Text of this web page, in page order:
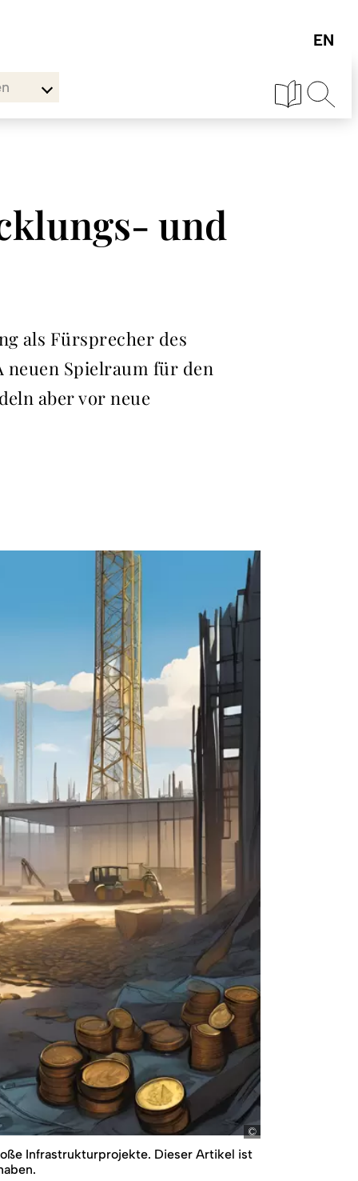
und
als Fürsprecher des
neuen Spielraum für den
aber vor neue
E+Z, Bild mit KI
Infrastrukturprojekte. Dieser Artikel ist